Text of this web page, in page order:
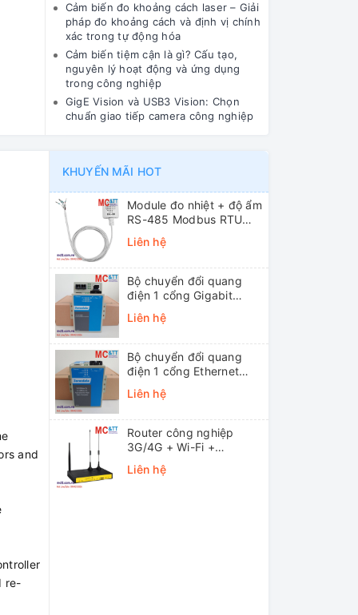
Cảm biến đo khoảng cách laser – Giải
pháp đo khoảng cách và định vị chính
xác trong tự động hóa
Cảm biến tiệm cận là gì? Cấu tạo,
nguyên lý hoạt động và ứng dụng
trong công nghiệp
GigE Vision và USB3 Vision: Chọn
chuẩn giao tiếp camera công nghiệp
and
re-
KHUYẾN MÃI HOT
Module đo nhiệt + độ ẩm
RS-485 Modbus RTU
ICP DAS DL-10 CR
Liên hệ
Bộ chuyển đổi quang
điện 1 cổng Gigabit
Ethernet 3Onedata
MODEL3012-S-SC-
mode, SC, 20KM)
Liên hệ
Bộ chuyển đổi quang
điện 1 cổng Ethernet
3onedata MODEL1100-
S-SC-20KM (Dual fiber,
Liên hệ
Router công nghiệp
3G/4G + Wi-Fi +
APN/VPN Four-Faith
F3436
Liên hệ